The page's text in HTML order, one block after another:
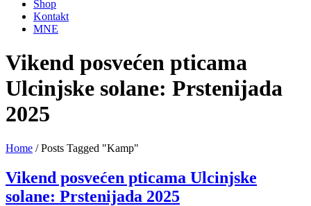
Shop
Kontakt
MNE
Vikend posvećen pticama
Ulcinjske solane: Prstenijada
2025
Home /Posts Tagged "Kamp"
Vikend posvećen pticama Ulcinjske
solane: Prstenijada 2025